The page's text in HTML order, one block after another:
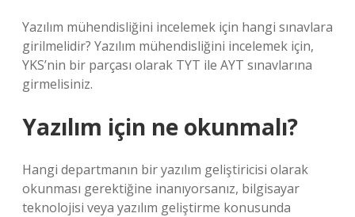
Yazılım mühendisliğini incelemek için hangi sınavlara
girilmelidir? Yazılım mühendisliğini incelemek için,
YKS’nin bir parçası olarak TYT ile AYT sınavlarına
girmelisiniz.
Yazılım için ne okunmalı?
Hangi departmanın bir yazılım geliştiricisi olarak
okunması gerektiğine inanıyorsanız, bilgisayar
teknolojisi veya yazılım geliştirme konusunda